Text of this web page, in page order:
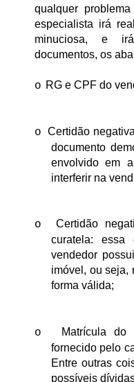
qualquer
especialista irá
minuciosa, e
documentos, os
o RG e CPF do
o Certidão
documento
envolvido em
interferir na
o
Certidão
curatela: essa
vendedor
imóvel, ou seja,
forma válida;
o
Matrícula do
fornecido pelo
Entre outras
possíveis